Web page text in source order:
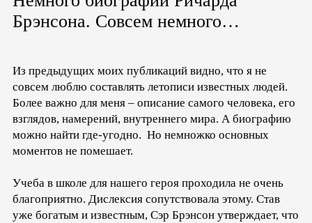
Брэнсона. Совсем немного…
Из предыдущих моих публикаций видно, что я не
совсем люблю составлять летописи известных людей.
Более важно для меня – описание самого человека, его
взглядов, намерений, внутреннего мира. А биографию
можно найти где-угодно. Но немножко основных
моментов не помешает.
Учеба в школе для нашего героя проходила не очень
благоприятно. Дислексия сопутствовала этому. Став
уже богатым и известным, Сэр Брэнсон утверждает, что